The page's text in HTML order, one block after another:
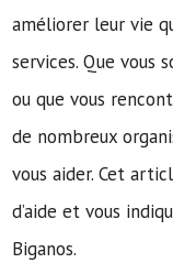
améliorer leur vie
services. Que vous
ou que vous
de nombreux
vous aider. Cet
d’aide et vous
Biganos.